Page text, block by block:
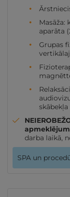
Masāža:
aparāta
Grupas
darba laikā,
SPA un